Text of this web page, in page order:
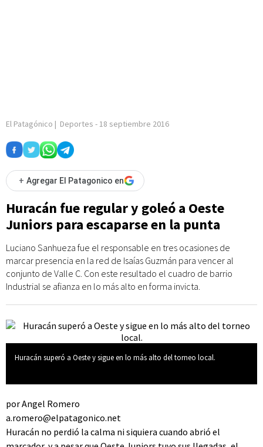
El Patagónico | Deportes - 18 septiembre 2016
+ Agregar El Patagonico en
Huracán fue regular y goleó a Oeste
Juniors para escaparse en la punta
Luciano Sanhueza fue el responsable en tres ocasiones de
marcar presencia en la red de Isaías Guzmán para vencer al
conjunto de Valle C. Con este resultado el cuadro de barrio
Industrial se afianza en lo más alto en forma invicta.
Huracán superó a Oeste y sigue en lo más alto del torneo local.
por Angel Romero
a.romero@elpatagonico.net
Huracán no perdió la calma ni siquiera cuando abrió el